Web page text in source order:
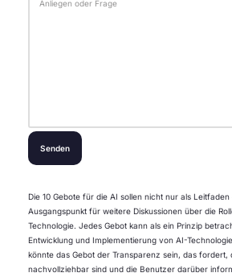
Die 10 Gebote für die AI sollen nicht nur als
Ausgangspunkt für weitere Diskussionen über die
Technologie. Jedes Gebot kann als ein Prinzip
Entwicklung und Implementierung von AI-
könnte das Gebot der Transparenz sein, das fordert,
nachvollziehbar sind und die Benutzer darüber